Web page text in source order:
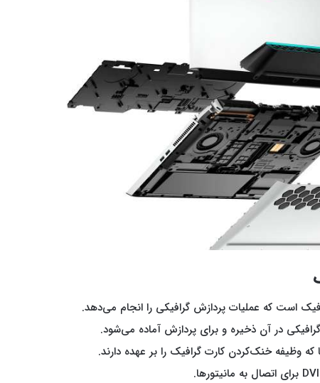
است که عملیات پردازش گرافیکی را انجام می‌دهد.
در آن ذخیره و برای پردازش آماده می‌شود.
وظیفه خنک‌کردن کارت گرافیک را بر عهده دارند.